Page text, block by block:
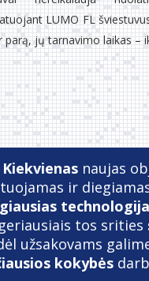
LUMO FL
parą, jų tarnavimo laikas –
Kiekvienas naujas
ir
tos srities
užsakovams
kokybės